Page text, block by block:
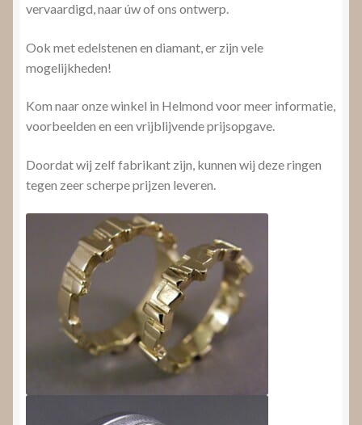
vervaardigd, naar úw of ons ontwerp.
Ook met edelstenen en diamant, er zijn vele
mogelijkheden!
Kom naar onze winkel in Helmond voor meer informatie,
voorbeelden en een vrijblijvende prijsopgave.
Doordat wij zelf fabrikant zijn, kunnen wij deze ringen
tegen zeer scherpe prijzen leveren.